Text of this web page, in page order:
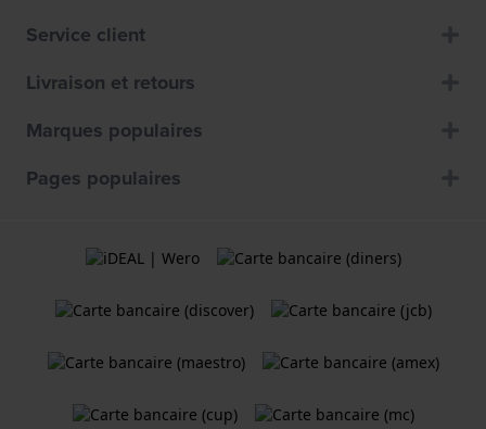
Service client
Livraison et retours
Marques populaires
Pages populaires